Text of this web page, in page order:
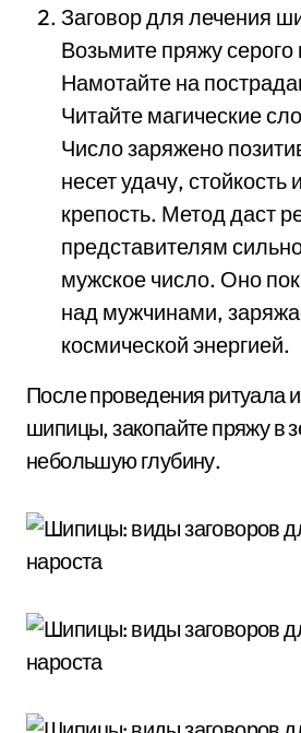
Заговор для лечения
Возьмите пряжу серого
Намотайте на
Читайте магические
Число заряжено
несет удачу, стойкость
крепость. Метод даст
представителям
мужское число. Оно
над мужчинами,
космической энергией.
После проведения ритуала
шипицы, закопайте пряжу в
небольшую глубину.